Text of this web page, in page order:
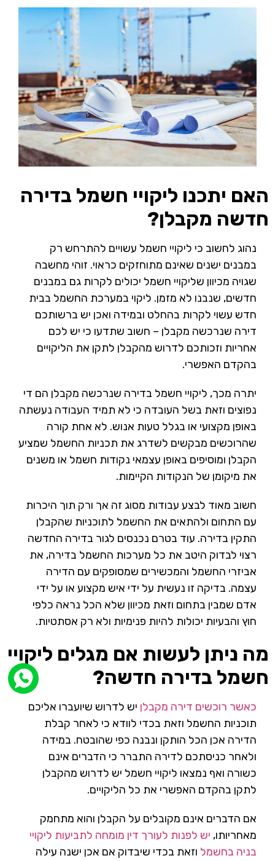
האם יתכנו ליקויי חשמל בדירה
חדשה מקבלן?
נהוג לחשוב כי ליקויי חשמל עשויים להתרחש רק
במבנים ישנים שאינם מתוחזקים כראוי. זוהי מחשבה
שגויה מכיוון שליקויי חשמל יכולים לקרות גם במבנים
חדשים, שנבנו לא מזמן. ליקוי במערכת החשמל בבית
חדש עשוי לקרות בהחלט ובמידה ואכן יש ברשותכם
דירה שנרכשה מקבלן – חשוב שתדעו כי יש לכם
אחריות וזכותכם לדרוש מהקבלן לתקן את הליקויים
בהקדם האפשרי.
יתרה מכך, ליקויי חשמל בדירה שנרכשה מקבלן הם די
נפוצים וזאת בשל העובדה כי לא תמיד העבודה נעשתה
באופן מקצועי או בגלל טעות אנוש. לא אחת קורה
שהרוכשים מבקשים לשדרג את תכניות החשמל שמציע
הקבלן ומוסיפים באופן עצמאי נקודות חשמל או משנים
את מיקומן של הנקודות הקיימות.
חשוב מאוד לבצע עבודות מסוג זה אך ורק תוך היכרות
עם התחום ולהתאים את החשמל לתוכניות שהקבלן
התקין בדירה. עוד בטרם נכנסים לגור בדירה החדשה
רצוי לבדוק היטב את כל מערכות החשמל בדירה, את
אביזרי החשמל והמכשירים שמסופקים עם הדירה
עצמה. בדיקה זו נעשית על ידי איש מקצוע או על ידי
אדם שמבין בתחום וזאת מכיוון שלא הכל נראה כלפי
חוץ והבעיות יכולות להיות פנימיות ולא רק אסתטיות.
מה ניתן לעשות אם מגלים ליקויי
חשמל בדירה חדשה?
כאשר רוכשים דירה מקבלן יש לדרוש שיועברו אליכם
תוכניות החשמל וזאת בכדי לוודא כי לאחר קבלת
הדירה אכן הכל הותקן ונבנה כפי שהובטח. במידה
ולאחר כניסתכם לדירה התברר כי הדברים אינם
כשורה ואף נמצאו ליקויי חשמל יש לדרוש מהקבלן
לתקן בהקדם האפשרי את כל הליקויים.
אם הדברים אינם מקובלים על הקבלן והוא מתחמק
מאחריותו, יש לפנות לעורך דין מומחה לתביעות ליקויי
בניה בחשמל וזאת בכדי שיבדוק אם אכן ישנה עילה